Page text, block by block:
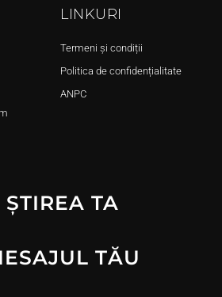
LINKURI
Termeni și condiții
Politica de confidențialitate
ANPC
TA
TĂU